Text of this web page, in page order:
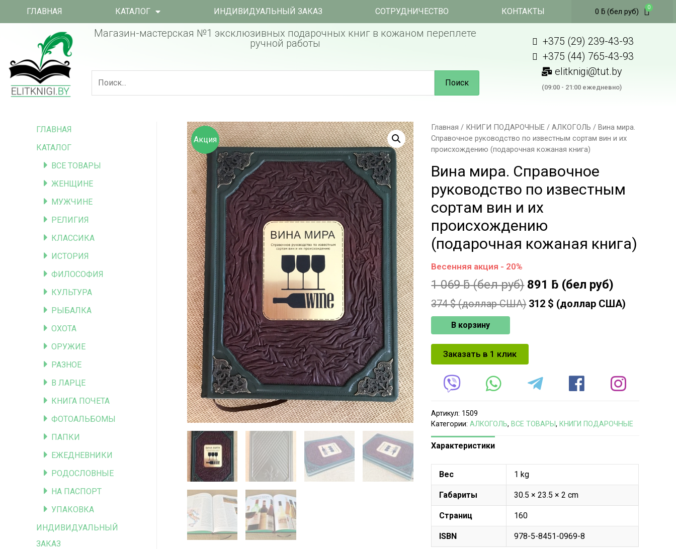
ГЛАВНАЯ КАТАЛОГ ИНДИВИДУАЛЬНЫЙ ЗАКАЗ СОТРУДНИЧЕСТВО КОНТАКТЫ 0 ƃ(бел руб)
Магазин-мастерская №1 эксклюзивных подарочных книг в кожаном переплете
ручной работы
Поиск
+375 (29) 239-43-93
+375 (44) 765-43-93
elitknigi@tut.by
(09:00 - 21:00 ежедневно)
ГЛАВНАЯ
КАТАЛОГ
ВСЕ ТОВАРЫ
ЖЕНЩИНЕ
МУЖЧИНЕ
РЕЛИГИЯ
КЛАССИКА
ИСТОРИЯ
ФИЛОСОФИЯ
КУЛЬТУРА
РЫБАЛКА
ОХОТА
ОРУЖИЕ
РАЗНОЕ
В ЛАРЦЕ
КНИГА ПОЧЕТА
ФОТОАЛЬБОМЫ
ПАПКИ
ЕЖЕДНЕВНИКИ
РОДОСЛОВНЫЕ
НА ПАСПОРТ
УПАКОВКА
ИНДИВИДУАЛЬНЫЙ
ЗАКАЗ
Акция
Главная / КНИГИ ПОДАРОЧНЫЕ /АЛКОГОЛЬ / Вина мира.
Справочное руководство по известным сортам вин и их
происхождению (подарочная кожаная книга)
Вина мира. Справочное
руководство по известным
сортам вин и их
происхождению
(подарочная кожаная книга)
Весенняя акция - 20%
1 069ƃ(бел руб) 891 ƃ (бел руб)
374$ (доллар США) 312 $ (доллар США)
В корзину
Заказать в 1 клик
Артикул: 1509
Категории:АЛКОГОЛЬ, ВСЕ ТОВАРЫ, КНИГИ ПОДАРОЧНЫЕ
Характеристики
Вес 1 kg
Габариты 30.5 × 23.5 × 2 cm
Страниц 160
ISBN 978-5-8451-0969-8